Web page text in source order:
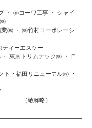
・ ㈲コーワ工事 ・ シャイ
㈱ ・ ㈱竹村コーポレーシ
ティーエスケー
東京トリムテック㈱ ・ 日
ト・福田リニューアル㈱ ・
略）